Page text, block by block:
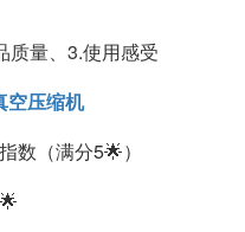
质量、3.使用感受
空压缩机
数（满分5🌟）